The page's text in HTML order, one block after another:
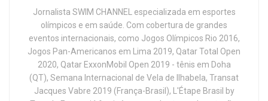
Jornalista SWIM CHANNEL especializada em esportes
olímpicos e em saúde. Com cobertura de grandes
eventos internacionais, como Jogos Olímpicos Rio 2016,
Jogos Pan-Americanos em Lima 2019, Qatar Total Open
2020, Qatar ExxonMobil Open 2019 - tênis em Doha
(QT), Semana Internacional de Vela de Ilhabela, Transat
Jacques Vabre 2019 (França-Brasil), L'Étape Brasil by